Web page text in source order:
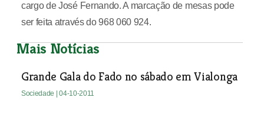
cargo de José Fernando. A marcação de mesas pode
ser feita através do 968 060 924.
Mais Notícias
Grande Gala do Fado no sábado em Vialonga
Sociedade | 04-10-2011